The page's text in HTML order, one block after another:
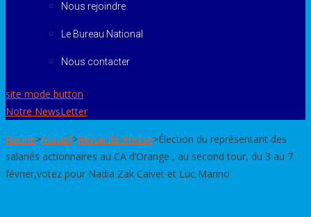
Nous rejoindre
Le Bureau National
Nous contacter
site mode button
Notre NewsLetter
Racine>Accueil>Revue de Presse>Élection du représentant des
salariés actionnaires au CA d’Orange , au second tour, du 3 au 7
février,votez pour Nadia Zak Calvet et Luc Marino